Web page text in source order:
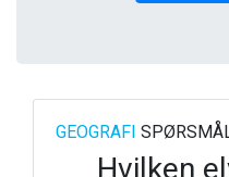
GEOGRAFI
Hvilken